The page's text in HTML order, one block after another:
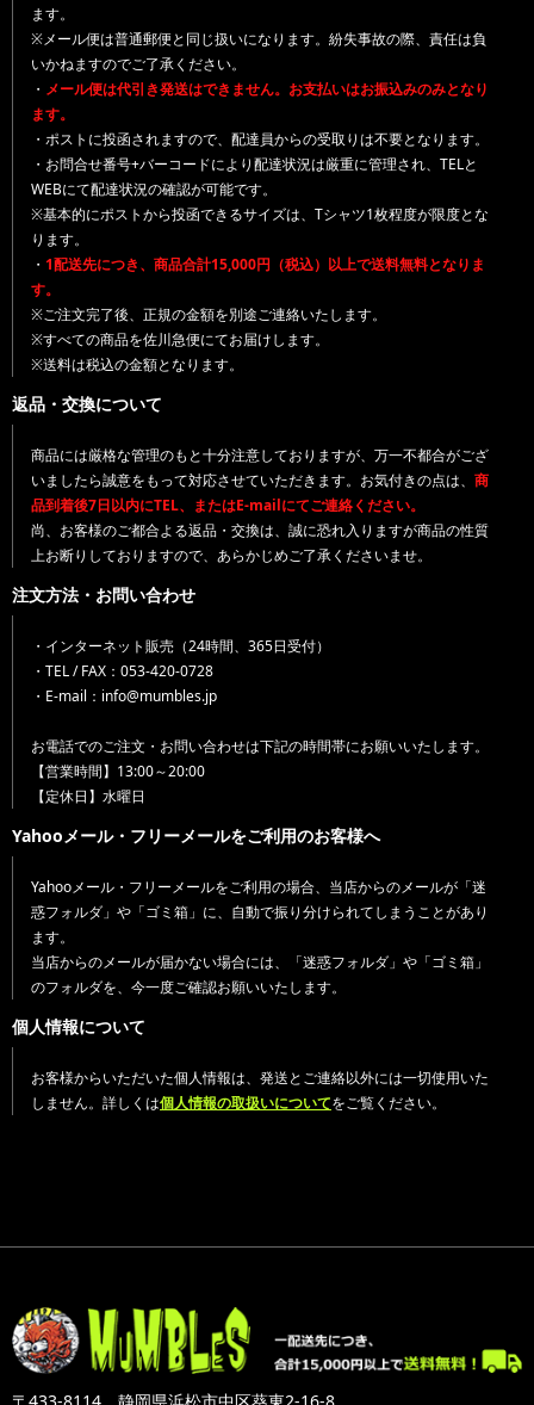
ます。
※メール便は普通郵便と同じ扱いになります。紛失事故の際、責任は負
いかねますのでご了承ください。
・ メール便は代引き発送はできません。お支払いはお振込みのみとなり
ます。
・ポストに投函されますので、配達員からの受取りは不要となります。
・お問合せ番号+バーコードにより配達状況は厳重に管理され、TELと
WEBにて配達状況の確認が可能です。
※基本的にポストから投函できるサイズは、Tシャツ1枚程度が限度とな
ります。
・ 1配送先につき、商品合計15,000円（税込）以上で送料無料となりま
す。
※ご注文完了後、正規の金額を別途ご連絡いたします。
※すべての商品を佐川急便にてお届けします。
※送料は税込の金額となります。
返品・交換について
商品には厳格な管理のもと十分注意しておりますが、万一不都合がござ
いましたら誠意をもって対応させていただきます。お気付きの点は、 商
品到着後7日以内にTEL、またはE-mailにてご連絡ください。
尚、お客様のご都合よる返品・交換は、誠に恐れ入りますが商品の性質
上お断りしておりますので、あらかじめご了承くださいませ。
注文方法・お問い合わせ
・インターネット販売（24時間、365日受付）
・TEL / FAX：053-420-0728
・E-mail：info@mumbles.jp
お電話でのご注文・お問い合わせは下記の時間帯にお願いいたします。
【営業時間】13:00～20:00
【定休日】水曜日
Yahooメール・フリーメールをご利用のお客様へ
Yahooメール・フリーメールをご利用の場合、当店からのメールが「迷
惑フォルダ」や「ゴミ箱」に、自動で振り分けられてしまうことがあり
ます。
当店からのメールが届かない場合には、「迷惑フォルダ」や「ゴミ箱」
のフォルダを、今一度ご確認お願いいたします。
個人情報について
お客様からいただいた個人情報は、発送とご連絡以外には一切使用いた
しません。詳しくは個人情報の取扱いについてをご覧ください。